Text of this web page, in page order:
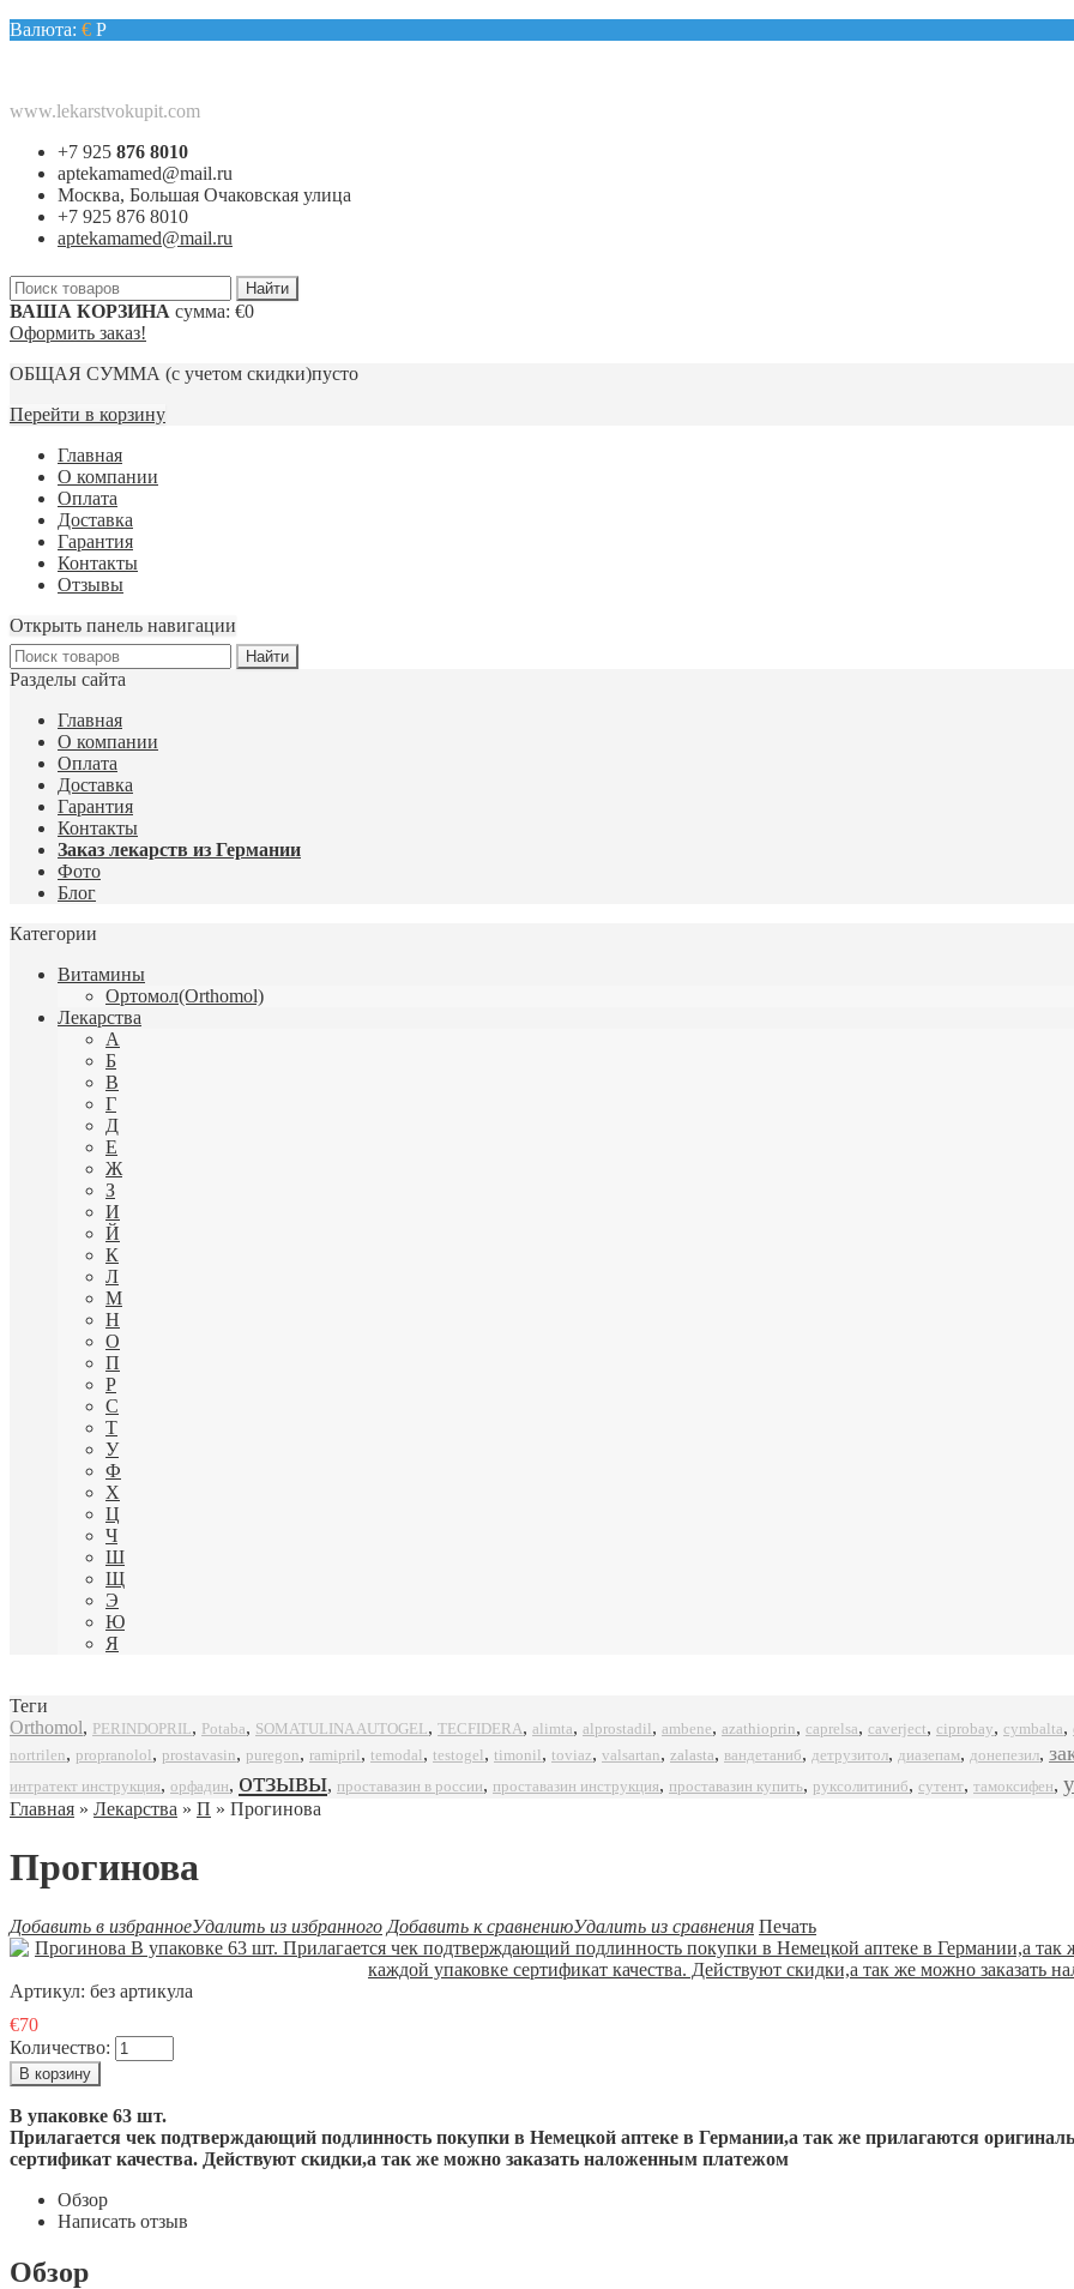
Валюта: € Р
www.lekarstvokupit.com
+7 925 876 8010
aptekamamed@mail.ru
Москва, Большая Очаковская улица
+7 925 876 8010
aptekamamed@mail.ru
ВАША КОРЗИНА сумма: €0
Оформить заказ!
ОБЩАЯ СУММА (с учетом скидки)пусто
Перейти в корзину
Главная
О компании
Оплата
Доставка
Гарантия
Контакты
Отзывы
Открыть панель навигации
Разделы сайта
Главная
О компании
Оплата
Доставка
Гарантия
Контакты
Заказ лекарств из Германии
Фото
Блог
Категории
Витамины
Ортомол(Orthomol)
Лекарства
А
Б
В
Г
Д
Е
Ж
З
И
Й
К
Л
М
Н
О
П
Р
С
Т
У
Ф
Х
Ц
Ч
Ш
Щ
Э
Ю
Я
Теги
Orthomol, PERINDOPRIL, Potaba, SOMATULINA AUTOGEL, TECFIDERA, alimta, alprostadil, ambene, azathioprin, caprelsa, caverject, ciprobay, cymbalta,
nortrilen, propranolol, prostavasin, puregon, ramipril, temodal , testogel , timonil, toviaz, valsartan, zalasta, вандетаниб, детрузитол, диазепам, донепезил,
интратект инструкция, орфадин, отзывы, проставазин в россии, проставазин инструкция, проставазин купить, руксолитиниб, сутент, тамоксифен,
Главная » Лекарства » П » Прогинова
Прогинова
Добавить в избранноеУдалить из избранного Добавить к сравнениюУдалить из сравнения Печать
Артикул: без артикула
€70
Количество:
В упаковке 63 шт.
Прилагается чек подтверждающий подлинность покупки в Немецкой аптеке в Германии,а так же прилагаются
сертификат качества. Действуют скидки,а так же можно заказать наложенным платежом
Обзор
Написать отзыв
Обзор